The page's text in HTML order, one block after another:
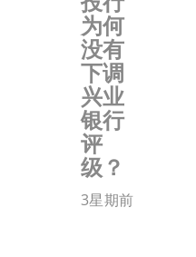
为何
没有
下调
兴业
银行
评
级？
3星期前